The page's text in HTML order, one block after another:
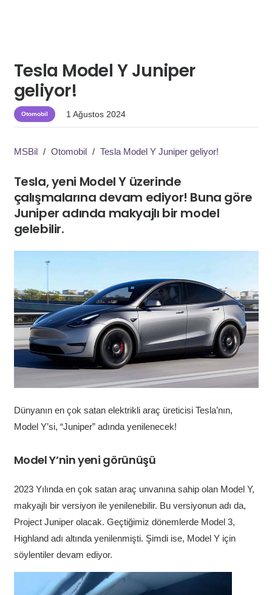
Tesla Model Y Juniper
geliyor!
Otomobil 1 Ağustos 2024
MSBil / Otomobil / Tesla Model Y Juniper geliyor!
Tesla, yeni Model Y üzerinde
çalışmalarına devam ediyor! Buna göre
Juniper adında makyajlı bir model
gelebilir.
Dünyanın en çok satan elektrikli araç üreticisi Tesla’nın,
Model Y’si, “Juniper” adında yenilenecek!
Model Y’nin yeni görünüşü
2023 Yılında en çok satan araç unvanına sahip olan Model Y,
makyajlı bir versiyon ile yenilenebilir. Bu versiyonun adı da,
Project Juniper olacak. Geçtiğimiz dönemlerde Model 3,
Highland adı altında yenilenmişti. Şimdi ise, Model Y için
söylentiler devam ediyor.